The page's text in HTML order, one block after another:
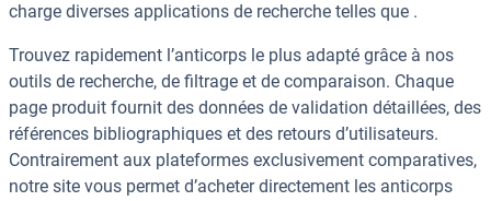
charge diverses applications de recherche telles que .
Trouvez rapidement l’anticorps le plus adapté grâce à nos
outils de recherche, de filtrage et de comparaison. Chaque
page produit fournit des données de validation détaillées, des
références bibliographiques et des retours d’utilisateurs.
Contrairement aux plateformes exclusivement comparatives,
notre site vous permet d’acheter directement les anticorps